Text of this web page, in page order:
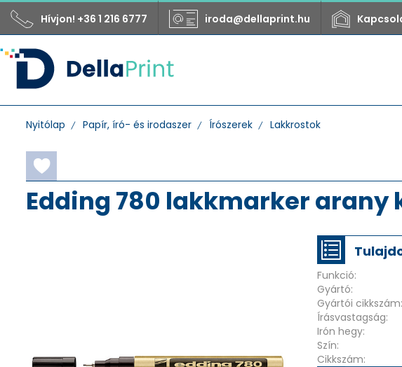
Hívjon! +36 1 216 6777 iroda@dellaprint.hu
Nyitólap Papír, író- és irodaszer Írószerek Lakkrostok
Edding 780 lakkmarker arany
Funkció:
Gyártó:
Gyártói cikkszám:
Írásvastagság:
Irón hegy:
Szín:
Cikkszám: